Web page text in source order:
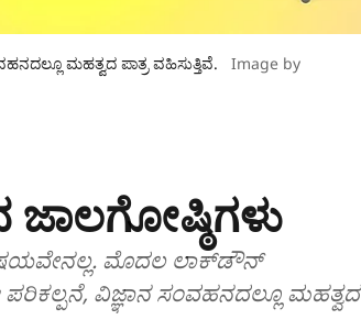
ಮಹತ್ವದ ಪಾತ್ರ ವಹಿಸುತ್ತಿವೆ.
Image by
ಜಾಲಗೋಷ್ಠಿಗಳು
ಮೊದಲ ಲಾಕ್‌ಡೌನ್
ಪರಿಕಲ್ಪನೆ, ವಿಜ್ಞಾನ ಸಂವಹನದಲ್ಲೂ ಮಹತ್ವದ